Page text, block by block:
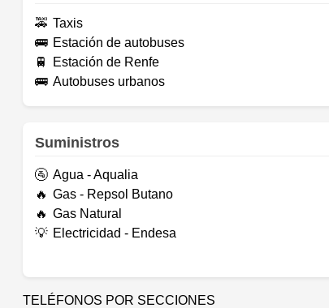
🚕 Taxis
🚌 Estación de autobuses
🚆
Estación de Renfe
🚌 Autobuses urbanos
Suministros
🚰 Agua - Aqualia
🔥 Gas - Repsol Butano
🔥 Gas Natural
💡 Electricidad - Endesa
TELÉFONOS POR SECCIONES